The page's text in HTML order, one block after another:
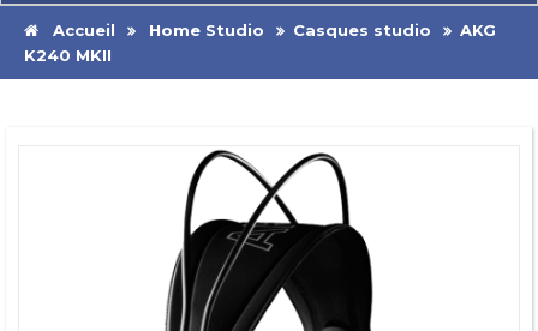
Accueil Home Studio Casques studio
AKG
K240 MKII